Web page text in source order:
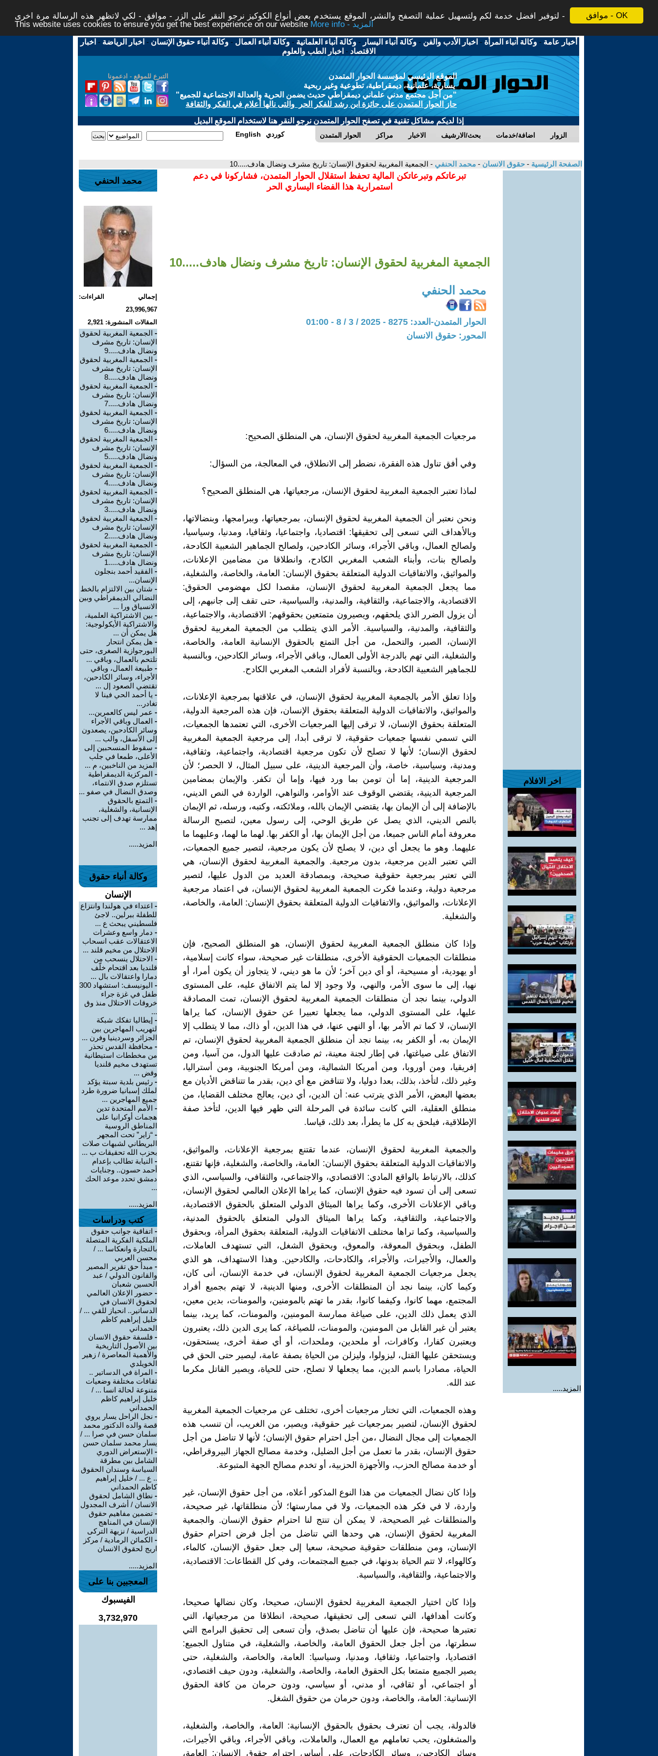
موافق - OK
لتوفير افضل خدمة لكم ولتسهيل عملية التصفح والنشر، الموقع يستخدم بعض أنواع الكوكيز نرجو النقر على الزر - موافق - لكي لاتظهر هذه الرسالة مرة اخرى -
This website uses cookies to ensure you get the best experience on our website
More info - المزيد
أخبار عامة -وكالة أنباء المرأة - اخبار الأدب والفن -وكالة أنباء اليسار -وكالة أنباء العلمانية -وكالة أنباء العمال -وكالة أنباء حقوق الإنسان - اخبار الرياضة - اخبار
الاقتصاد - اخبار الطب والعلوم
التبرع للموقع - ادعمونا
الموقع الرئيسي لمؤسسة الحوار المتمدن
يسارية، علمانية، ديمقراطية، تطوعية وغير ربحية
"من أجل مجتمع مدني علماني ديمقراطي حديث يضمن الحرية والعدالة الاجتماعية للجميع"
حاز الحوار المتمدن على جائزة ابن رشد للفكر الحر والتى نالها أعلام في الفكر والثقافة
إذا لديكم مشاكل تقنية في تصفح الحوار المتمدن نرجو النقر هنا لاستخدام الموقع البديل
الحوار المتمدن مراكز الاخبار بحث/الارشيف اضافة/خدمات الزوار English كوردي
الصفحة الرئيسية - حقوق الانسان - محمد الحنفي - الجمعية المغربية لحقوق الإنسان: تاريخ مشرف ونضال هادف.....10
اخر الافلام
المزيد.....
تبرعاتكم وتبرعاتكن المالية تحفظ استقلال الحوار المتمدن، فشاركونا في دعم
استمرارية هذا الفضاء اليساري الحر
الجمعية المغربية لحقوق الإنسان: تاريخ مشرف ونضال هادف.....10
محمد الحنفي
الحوار المتمدن-العدد: 8275 - 2025 / 3 / 8 - 01:00
المحور: حقوق الانسان
مرجعيات الجمعية المغربية لحقوق الإنسان، هي المنطلق الصحيح:
وفي أفق تناول هذه الفقرة، نضطر إلى الانطلاق، في المعالجة، من السؤال:
لماذا تعتبر الجمعية المغربية لحقوق الإنسان، مرجعياتها، هي المنطلق الصحيح؟
ونحن نعتبر أن الجمعية المغربية لحقوق الإنسان، بمرجعياتها، وببرامجها، وبنضالاتها،
وبالأهداف التي تسعى إلى تحقيقها: اقتصاديا، واجتماعيا، وثقافيا، ومدنيا، وسياسيا،
ولصالح العمال، وباقي الأجراء، وسائر الكادحين، ولصالح الجماهير الشعبية الكادحة،
ولصالح بنات، وأبناء الشعب المغربي الكادح، وانطلاقا من مضامين الإعلانات،
والمواثيق، والاتفاقيات الدولية المتعلقة بحقوق الإنسان: العامة، والخاصة، والشغلية،
مما يجعل الجمعية المغربية لحقوق الإنسان، مقصدا لكل مهضومي الحقوق:
الاقتصادية، والاجتماعية، والثقافية، والمدنية، والسياسية، حتى تقف إلى جانبهم، إلى
أن يزول الضرر الذي يلحقهم، ويصيرون متمتعين بحقوقهم: الاقتصادية، والاجتماعية،
والثقافية، والمدنية، والسياسية. الأمر الذي يتطلب من الجمعية المغربية لحقوق
الإنسان، الصبر، والتحمل، من أجل التمتع بالحقوق الإنسانية العامة، والخاصة،
والشغلية، التي تهم بالدرجة الأولى العمال، وباقي الأجراء، وسائر الكادحين، وبالنسبة
للجماهير الشعبية الكادحة، وبالنسبة لأفراد الشعب المغربي الكادح.
وإذا تعلق الأمر بالجمعية المغربية لحقوق الإنسان، في علاقتها بمرجعية الإعلانات،
والمواثيق، والاتفاقيات الدولية المتعلقة بحقوق الإنسان، فإن هذه المرجعية الدولية،
المتعلقة بحقوق الإنسان، لا ترقى إليها المرجعيات الأخرى، التي تعتمدها الجمعيات،
التي تسمي نفسها جمعيات حقوقية، لا ترقى أبدا، إلى مرجعية الجمعية المغربية
لحقوق الإنسان؛ لأنها لا تصلح لأن تكون مرجعية اقتصادية، واجتماعية، وثقافية،
ومدنية، وسياسية، خاصة، وأن المرجعية الدينية، على سبيل المثال، لا الحصر؛ لأن
المرجعية الدينية، إما أن تومن بما ورد فيها، وإما أن تكفر. والإيمان بمضامين
المرجعية الدينية، يقتضي الوقوف عند الأوامر، والنواهي، الواردة في النص الديني،
بالإضافة إلى أن الإيمان بها، يقتضي الإيمان بالله، وملائكته، وكتبه، ورسله، ثم الإيمان
بالنص الديني، الذي يصل عن طريق الوحي، إلى رسول معين، لتصبح الرسالة
معروفة أمام الناس جميعا، من أجل الإيمان بها، أو الكفر بها. لهما ما لهما، وعليهما ما
عليهما. وهو ما يجعل أي دين، لا يصلح لأن يكون مرجعية، لتصير جميع الجمعيات،
التي تعتبر الدين مرجعية، بدون مرجعية. والجمعية المغربية لحقوق الإنسان، هي
التي تعتبر بمرجعية حقوقية صحيحة، وبمصادقة العديد من الدول عليها، لتصير
مرجعية دولية، وعندما فكرت الجمعية المغربية لحقوق الإنسان، في اعتماد مرجعية
الإعلانات، والمواثيق، والاتفاقيات الدولية المتعلقة بحقوق الإنسان: العامة، والخاصة،
والشغلية.
وإذا كان منطلق الجمعية المغربية لحقوق الإنسان، هو المنطلق الصحيح، فإن
منطلقات الجمعيات الحقوقية الأخرى، منطلقات غير صحيحة، سواء كانت إسلامية،
أو يهودية، أو مسيحية، أو أي دين آخر؛ لأن ما هو ديني، لا يتجاوز أن يكون أمرا، أو
نهيا، إلى ما سوى الأمر، والنهي، ولا وجود إلا لما يتم الاتفاق عليه، على المستوى
الدولي، بينما نجد أن منطلقات الجمعية المغربية لحقوق الإنسان، تمت المصادقة
عليها، على المستوى الدولي، مما يجعلها تعبيرا عن حقوق الإنسان، كما يراها
الإنسان، لا كما تم الأمر بها، أو النهي عنها، في هذا الدين، أو ذاك، مما لا يتطلب إلا
الإيمان به، أو الكفر به، بينما نجد أن منطلق الجمعية المغربية لحقوق الإنسان، تم
الاتفاق على صياغتها، في إطار لجنة معينة، ثم صادقت عليها الدول، من آسيا، ومن
إفريقيا، ومن أوروبا، ومن أمريكا الشمالية، ومن أمريكا الجنوبية، ومن أستراليا،
وغير ذلك، لتأخذ، بذلك، بعدا دوليا، ولا تتناقض مع أي دين، بقدر ما تتناقض الأديان مع
بعضها البعض، الأمر الذي يترتب عنه: أن الدين، أي دين، يعالج مختلف القضايا، من
منطلق العقلية، التي كانت سائدة في المرحلة التي ظهر فيها الدين، لتأخذ صفة
الإطلاقية، فيلحق به كل ما يطرأ، بعد ذلك، قياسا.
والجمعية المغربية لحقوق الإنسان، عندما تقتنع بمرجعية الإعلانات، والمواثيق،
والاتفاقيات الدولية المتعلقة بحقوق الإنسان: العامة، والخاصة، والشغلية، فإنها تقتنع،
كذلك، بالارتباط بالواقع المادي: الاقتصادي، والاجتماعي، والثقافي، والسياسي، الذي
تسعى إلى أن تسود فيه حقوق الإنسان، كما يراها الإعلان العالمي لحقوق الإنسان،
وباقي الإعلانات الأخرى، وكما يراها الميثاق الدولي المتعلق بالحقوق الاقتصادية،
والاجتماعية، والثقافية، وكما يراها الميثاق الدولي المتعلق بالحقوق المدنية،
والسياسية، وكما تراها مختلف الاتفاقيات الدولية، المتعلقة بحقوق المرأة، وبحقوق
الطفل، وبحقوق المعوقة، والمعوق، وبحقوق الشغل، التي تستهدف العاملات،
والعمال، والأجيرات، والأجراء، والكادحات، والكادحين. وهذا الاستهداف، هو الذي
يجعل مرجعيات الجمعية المغربية لحقوق الإنسان، في خدمة الإنسان، أنى كان،
وكيما كان، بينما نجد أن المنطلقات الأخرى، ومنها الدينية، لا تهتم بجميع أفراد
المجتمع، مهما كانوا، وكيفما كانوا، بقدر ما تهتم بالمومنين، والمومنات، بدين معين،
الذي يعمل ذلك الدين، على صياغة ممارسة المومنين، والمومنات، كما يريد، بينما
يعتبر أن غير القابل من المومنين، والمومنات، للصياغة، كما يرى الدين ذلك، يعتبرون
ويعتبرن كفارا، وكافرات، أو ملحدين، وملحدات، أو أي صفة أخرى، يستحقون،
ويستحقن عليها القتل، ليزولوا، وليزلن من الحياة بصفة عامة، ليصير حتى الحق في
الحياة، مصادرا باسم الدين، مما يجعلها لا تصلح، حتى للحياة، ويصير القاتل مكرما
عند الله.
وهذه الجمعيات، التي تختار مرجعيات أخرى، تختلف عن مرجعيات الجمعية المغربية
لحقوق الإنسان، لتصير بمرجعيات غير حقوقية، ويصير، من الغريب، أن تنسب هذه
الجمعيات إلى مجال النضال ،من أجل احترام حقوق الإنسان؛ لأنها لا تناضل من أجل
حقوق الإنسان، بقدر ما تعمل من أجل الضليل، وخدمة مصالح الجهاز البيروقراطي،
أو خدمة مصالح الحزب، والأجهزة الحزبية، أو تخدم مصالح الجهة المتبوعة.
وإذا كان نضال الجمعيات من هذا النوع المذكور أعلاه، من أجل حقوق الإنسان، غير
واردة، لا في فكر هذه الجمعيات، ولا في ممارستها؛ لأن منطلقاتها، غير صحيحة،
والمنطلقات غير الصحيحة، لا يمكن أن تنتج لنا احترام حقوق الإنسان. والجمعية
المغربية لحقوق الإنسان، هي وحدها التي تناضل من أجل فرض احترام حقوق
الإنسان، ومن منطلقات حقوقية صحيحة، سعيا إلى جعل حقوق الإنسان، كالماء،
وكالهواء، لا تتم الحياة بدونها، في جميع المجتمعات، وفي كل القطاعات: الاقتصادية،
والاجتماعية، والثقافية، والسياسية.
وإذا كان اختيار الجمعية المغربية لحقوق الإنسان، صحيحا، وكان نضالها صحيحا،
وكانت أهدافها، التي تسعى إلى تحقيقها، صحيحة، انطلاقا من مرجعياتها، التي
تعتبرها صحيحة، فإن عليها أن تناضل بصدق، وأن تسعى إلى تحقيق البرامج التي
سطرتها، من أجل جعل الحقوق العامة، والخاصة، والشغلية، في متناول الجميع:
اقتصاديا، واجتماعيا، وثقافيا، ومدنيا، وسياسيا: العامة، والخاصة، والشغلية، حتى
يصير الجميع متمتعا بكل الحقوق العامة، والخاصة، والشغلية، ودون حيف اقتصادي،
أو اجتماعي، أو ثقافي، أو مدني، أو سياسي، ودون حرمان من كافة الحقوق
الإنسانية: العامة، والخاصة، ودون حرمان من حقوق الشغل.
فالدولة، يجب أن تعترف بحقوق بالحقوق الإنسانية: العامة، والخاصة، والشغلية،
والمشغلون، يحب تعاملهم مع العمال، والعاملات، وباقي الأجراء، وباقي الأجيرات،
وسائر الكادحين، وسائر الكادحات، على أساس احترام حقوق الإنسان: العامة،
محمد الحنفي
إجمالي القراءات:
23,996,967
المقالات المنشورة: 2,921
- الجمعية المغربية لحقوق
الإنسان: تاريخ مشرف
ونضال هادف.....9
- الجمعية المغربية لحقوق
الإنسان: تاريخ مشرف
ونضال هادف.....8
- الجمعية المغربية لحقوق
الإنسان: تاريخ مشرف
ونضال هادف.....7
- الجمعية المغربية لحقوق
الإنسان: تاريخ مشرف
ونضال هادف.....6
- الجمعية المغربية لحقوق
الإنسان: تاريخ مشرف
ونضال هادف.....5
- الجمعية المغربية لحقوق
الإنسان: تاريخ مشرف
ونضال هادف.....4
- الجمعية المغربية لحقوق
الإنسان: تاريخ مشرف
ونضال هادف.....3
- الجمعية المغربية لحقوق
الإنسان: تاريخ مشرف
ونضال هادف.....2
- الجمعية المغربية لحقوق
الإنسان: تاريخ مشرف
ونضال هادف.....1
- الفقيد أحمد بنجلون
الإنسان...
- شتان بين الالتزام بالخط
النضالي الديمقراطي وبين
الانسياق ورا ...
- بين الاشتراكية العلمية،
والاشتراكية الأيكولوجية:
هل يمكن أن ...
- هل يمكن انتحار
البورجوازية الصغرى، حتى
تلتحم بالعمال، وباقي ...
- طبيعة العمال، وباقي
الأجراء، وسائر الكادحين،
تقتضي الصعود إل ...
- يا أحمد الحي فينا لا
تغادر...
- عمر ليس كالعمرين...
- العمال وباقي الأجراء
وسائر الكادحين، يصعدون
إلى الأسفل، والب ...
- سقوط المنسحبين إلى
الأعلى، طمعا في جلب
المزيد من الناخبين، م ...
- المركزية الديمقراطية
تستلزم صدق الانتماء،
وصدق النضال في صفو ...
- التمتع بالحقوق
الإنسانية، والشغلية،
ممارسة تهدف إلى تجنب
إهد ...
المزيد.....
وكالة أنباء حقوق
الإنسان
- اعتداء في هولندا وانتزاع
للطفلة ببرلين.. لاجئ
فلسطيني يبحث ع ...
- دمار واسع وعشرات
الاعتقالات عقب انسحاب
الاحتلال من مخيم قلند ...
- الاحتلال ينسحب من
قلنديا بعد اقتحام خلّف
دمارا واعتقالات بال ...
-
اليونيسف: استشهاد 300
طفل في غزة جراء
خروقات الاحتلال منذ وق
...
- إيطاليا تفكك شبكة
لتهريب المهاجرين بين
الجزائر وسردينيا وفرن ...
- محافظة القدس تحذر
من مخططات استيطانية
تستهدف مخيم قلنديا
وقض ...
- رئيس بلدية سبتة يؤكد
لملك إسبانيا ضرورة طرد
جميع المهاجرين ...
- الأمم المتحدة تدين
هجمات أوكرانيا على
المناطق الروسية
- “زاير” تحت المجهر
البريطاني لشبهات صلات
بحزب الله تحقيقات ب ...
- النيابة تطالب بإعدام
أحمد حسون.. وجنايات
دمشق تحدد موعد الحك
...
المزيد.....
كتب ودراسات
- اتفاقية جوانب حقوق
الملكية الفكرية المتصلة
بالتجارة وانعكاسا ... /
محسن العربي
- مبدأ حق تقرير المصير
والقانون الدولي / عبد
الحسين شعبان
- حضور الإعلان العالمي
لحقوق الانسان في
الدساتير.. انحياز للقي ... /
خليل إبراهيم كاظم
الحمداني
- فلسفة حقوق الانسان
بين الأصول التاريخية
والأهمية المعاصرة / زهير
الخويلدي
- المراة في الدساتير ..
ثقافات مختلفة وضعيات
متنوعة لحالة انسا ... /
خليل إبراهيم كاظم
الحمداني
- نجل الراحل يسار يروي
قصة والده الدكتور محمد
سلمان حسن في صرا ... /
يسار محمد سلمان حسن
- الإستعراض الدوري
الشامل بين مطرقة
السياسة وسندان الحقوق
.. ع ... / خليل إبراهيم
كاظم الحمداني
- نطاق الشامل لحقوق
الانسان / أشرف المجدول
- تضمين مفاهيم حقوق
الإنسان في المناهج
الدراسية / نزيهة التركى
- الكمائن الرمادية / مركز
اريج لحقوق الانسان
المزيد.....
المعجبين بنا على
الفيسبوك
3,732,970